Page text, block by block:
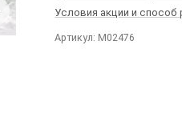
Условия акции и способ
Артикул: M02476